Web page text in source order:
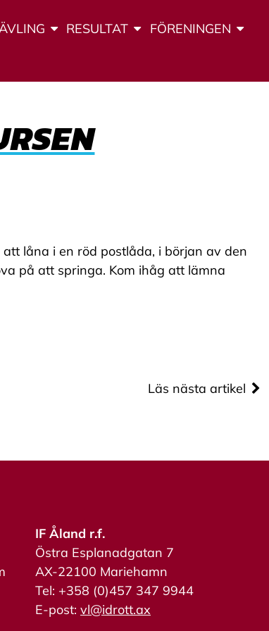
RESULTAT FÖRENINGEN
låna i en röd postlåda, i början av den
på att springa. Kom ihåg att lämna
Läs nästa artikel
IF Åland r.f.
Östra Esplanadgatan 7
AX-22100 Mariehamn
Tel: +358 (0)457 347 9944
E-post: vl@idrott.ax